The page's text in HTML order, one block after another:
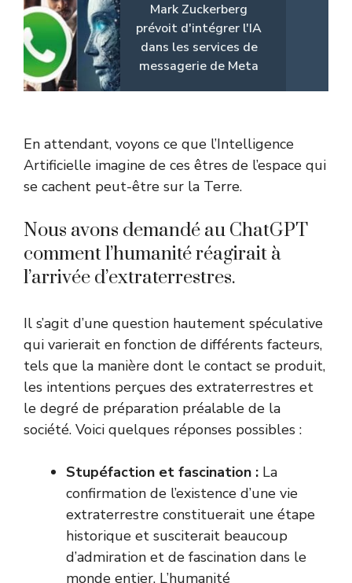
Mark Zuckerberg
prévoit d'intégrer l'IA
dans les services de
messagerie de Meta
En attendant, voyons ce que l’Intelligence
Artificielle imagine de ces êtres de l’espace qui
se cachent peut-être sur la Terre.
Nous avons demandé au ChatGPT
comment l’humanité réagirait à
l’arrivée d’extraterrestres.
Il s’agit d’une question hautement spéculative
qui varierait en fonction de différents facteurs,
tels que la manière dont le contact se produit,
les intentions perçues des extraterrestres et
le degré de préparation préalable de la
société. Voici quelques réponses possibles :
Stupéfaction et fascination : La
confirmation de l’existence d’une vie
extraterrestre constituerait une étape
historique et susciterait beaucoup
d’admiration et de fascination dans le
monde entier. L’humanité